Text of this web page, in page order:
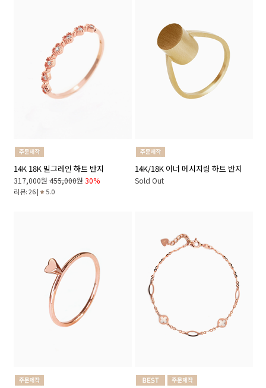
14K 18K 밀그레인 하트 반지
317,000원 455,000원 30%
리뷰: 26 | 5.0
14K/18K 이너 메시지링 하트 반지
Sold Out